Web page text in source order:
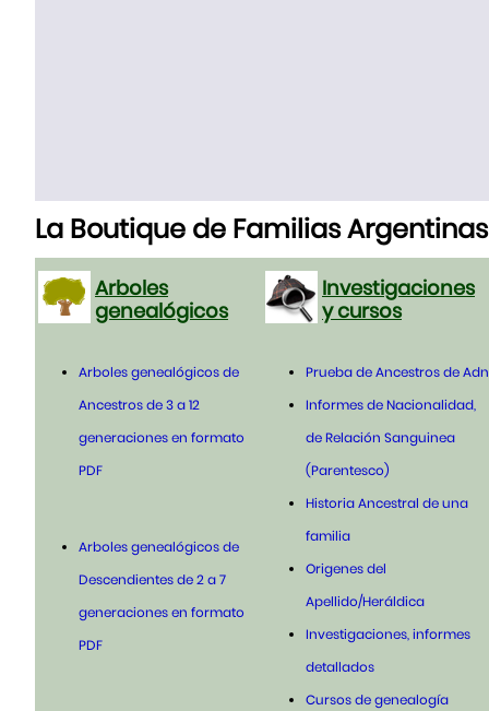
La Boutique de Familias Argentinas
Arboles
genealógicos
Arboles genealógicos de
Ancestros de 3 a 12
generaciones en formato
PDF
Arboles genealógicos de
Descendientes de 2 a 7
generaciones en formato
PDF
Investigaciones
y cursos
Prueba de Ancestros de Adn
Informes de Nacionalidad,
de Relación Sanguinea
(Parentesco)
Historia Ancestral de una
familia
Origenes del
Apellido/Heráldica
Investigaciones, informes
detallados
Cursos de genealogía